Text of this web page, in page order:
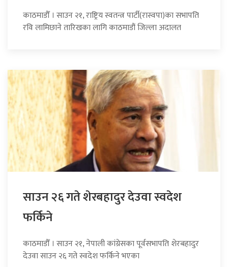
काठमाडौँ । साउन २१, राष्ट्रिय स्वतन्त्र पार्टी(रास्वपा)का सभापति
रवि लामिछाने तारिखका लागि काठमाडौं जिल्ला अदालत
साउन २६ गते शेरबहादुर देउवा स्वदेश
फर्किने
काठमाडौँ । साउन २१, नेपाली कांग्रेसका पूर्वसभापति शेरबहादुर
देउवा साउन २६ गते स्वदेश फर्किने भएका